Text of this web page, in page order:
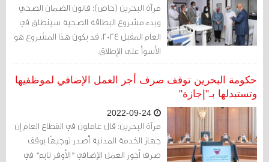
مرآة البحرين (خاص): قانون الضمان الصحي
وبدء مشروع البطاقة الصحية سينطلق في
العام المقبل 2024، قد يكون هذا المشروع هو
الأسوأ على الإطلاق.
حكومة البحرين توقف صرف أجر العمل الإضافي لموظفيها
وتستبدلها بـ"إجازة"
مرآة البحرين: قال عاملون في القطاع العام إن
جهاز الخدمة المدنية أصدر توجيهًا بوقف
صرف أجور العمل الإضافي "الأوفر تايم" في